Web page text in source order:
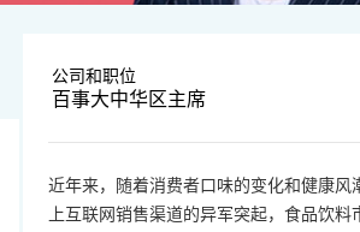
公司和职位
百事大中华区主席
近年来，随着消费者口味的变化和健康风
上互联网销售渠道的异军突起，食品饮料